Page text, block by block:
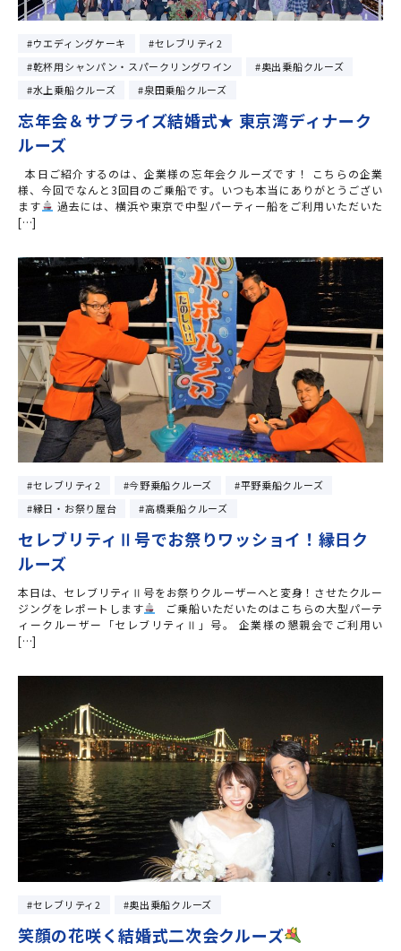
ウエディングケーキ
セレブリティ2
乾杯用シャンパン・スパークリングワイン
奥出乗船クルーズ
水上乗船クルーズ
泉田乗船クルーズ
忘年会＆サプライズ結婚式★ 東京湾ディナーク
ルーズ
本日ご紹介するのは、企業様の忘年会クルーズです！ こちらの企業
様、今回でなんと3回目のご乗船です。いつも本当にありがとうござい
ます
過去には、横浜や東京で中型パーティー船をご利用いただいた
[…]
セレブリティ2 今野乗船クルーズ
平野乗船クルーズ
縁日・お祭り屋台
高橋乗船クルーズ
セレブリティⅡ号でお祭りワッショイ！縁日ク
ルーズ
本日は、セレブリティⅡ号をお祭りクルーザーへと変身！させたクルー
ジングをレポートします
ご乗船いただいたのはこちらの大型パーテ
ィークルーザー「セレブリティⅡ」号。 企業様の懇親会でご利用い
[…]
セレブリティ2 奥出乗船クルーズ
笑顔の花咲く結婚式二次会クルーズ